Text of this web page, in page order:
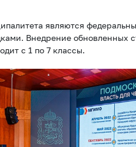
являются
Внедрение обновленных
с 1 по 7 классы.